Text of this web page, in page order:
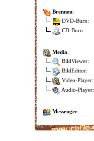
Brennen:
DVD-Burn:
CD-Burn:
Media:
BildViewer:
BildEditor:
Video-Player:
Audio-Player:
Messenger: